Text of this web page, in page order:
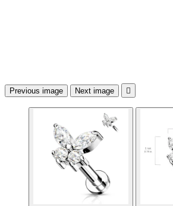
Previous image Next image 